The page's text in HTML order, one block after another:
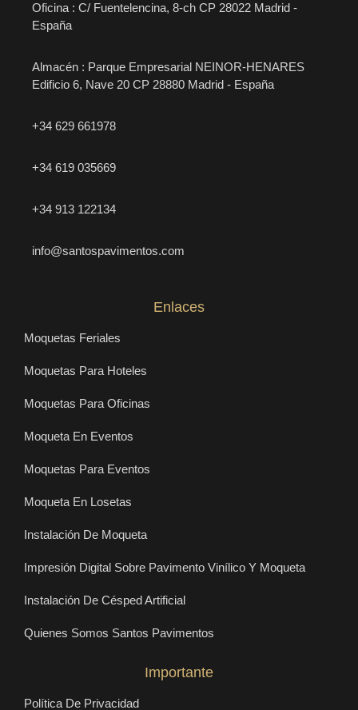
Oficina : C/ Fuentelencina, 8-ch CP 28022 Madrid -
España
Almacén : Parque Empresarial NEINOR-HENARES
Edificio 6, Nave 20 CP 28880 Madrid - España
+34 629 661978
+34 619 035669
+34 913 122134
info@santospavimentos.com
Enlaces
Moquetas Feriales
Moquetas Para Hoteles
Moquetas Para Oficinas
Moqueta En Eventos
Moquetas Para Eventos
Moqueta En Losetas
Instalación De Moqueta
Impresión Digital Sobre Pavimento Vinílico Y Moqueta
Instalación De Césped Artificial
Quienes Somos Santos Pavimentos
Importante
Política De Privacidad